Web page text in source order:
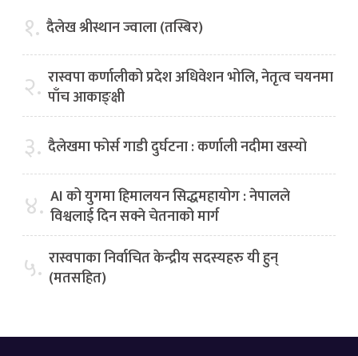
१. दैलेख श्रीस्थान ज्वाला (तस्बिर)
२. रास्वपा कर्णालीको प्रदेश अधिवेशन भोलि, नेतृत्व चयनमा
पाँच आकाङ्क्षी
३. दैलेखमा फोर्स गाडी दुर्घटना : कर्णाली नदीमा खस्यो
४. AI को युगमा हिमालयन सिद्धमहायोग : नेपालले
विश्वलाई दिन सक्ने चेतनाको मार्ग
५. रास्वपाका निर्वाचित केन्द्रीय सदस्यहरु यी हुन्
(मतसहित)